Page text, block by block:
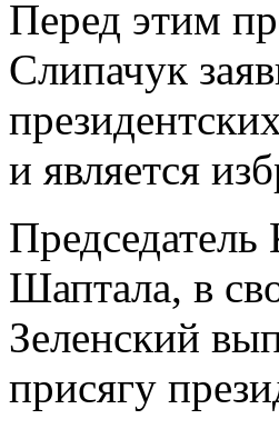
Перед этим
Слипачук
и является
Шаптала, в
Зеленский
присягу